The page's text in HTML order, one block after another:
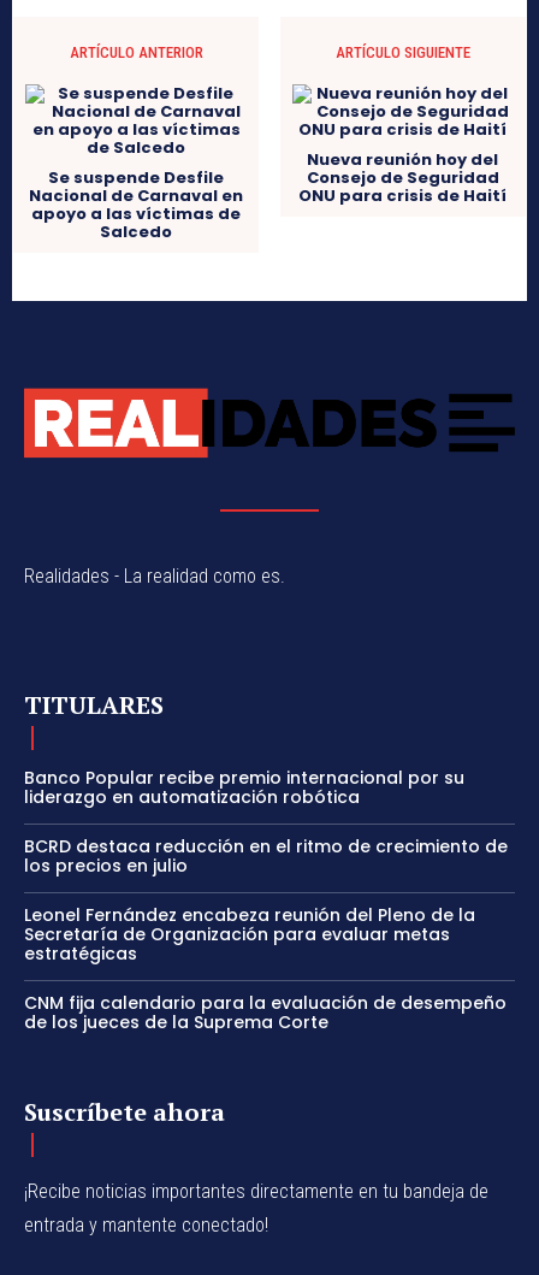
ARTÍCULO ANTERIOR
Se suspende Desfile
Nacional de Carnaval en
apoyo a las víctimas de
Salcedo
ARTÍCULO SIGUIENTE
Nueva reunión hoy del
Consejo de Seguridad
ONU para crisis de Haití
Realidades - La realidad como es.
TITULARES
Banco Popular recibe premio internacional por su
liderazgo en automatización robótica
BCRD destaca reducción en el ritmo de crecimiento de
los precios en julio
Leonel Fernández encabeza reunión del Pleno de la
Secretaría de Organización para evaluar metas
estratégicas
CNM fija calendario para la evaluación de desempeño
de los jueces de la Suprema Corte
Suscríbete ahora
¡Recibe noticias importantes directamente en tu bandeja de
entrada y mantente conectado!